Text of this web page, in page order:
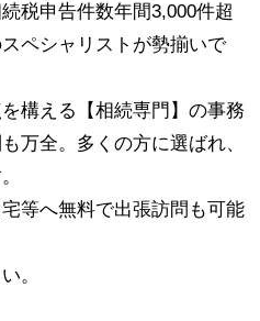
税申告件数年間3,000件超
ペシャリストが勢揃いで
構える【相続専門】の事務
万全。多くの方に選ばれ、
等へ無料で出張訪問も可能
。